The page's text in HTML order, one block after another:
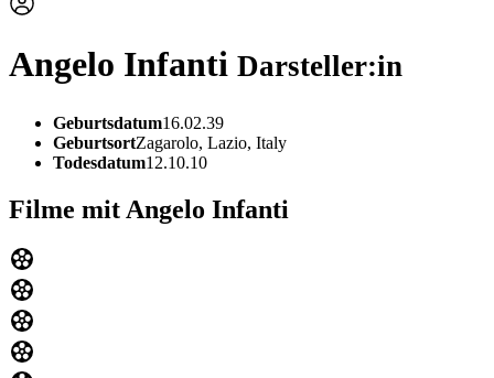
Angelo Infanti Darsteller:in
Geburtsdatum16.02.39
GeburtsortZagarolo, Lazio, Italy
Todesdatum12.10.10
Filme mit Angelo Infanti